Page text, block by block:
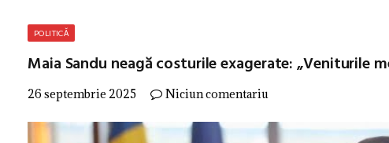
POLITICĂ
Maia Sandu neagă costurile exagerate: „Veniturile
26 septembrie 2025 Niciun comentariu